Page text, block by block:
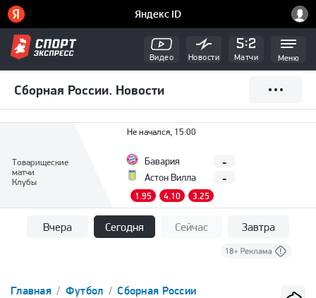
Видео Новости Матчи Меню
Сборная России. Новости
Товарищеские
матчи
Клубы
Не начался, 15:00
Бавария
Астон Вилла
-
-
1.95 4.10 3.25
Вчера Сегодня Сейчас Завтра
Главная Футбол Сборная России